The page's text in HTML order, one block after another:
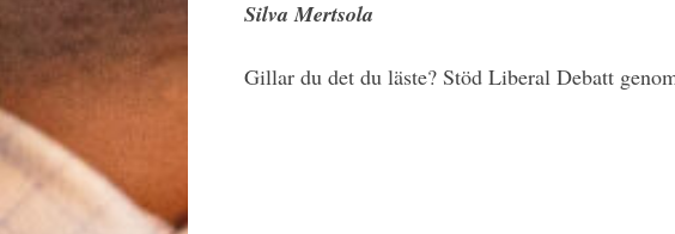
Silva Mertsola
Gillar du det du läste? Stöd Liberal Debatt